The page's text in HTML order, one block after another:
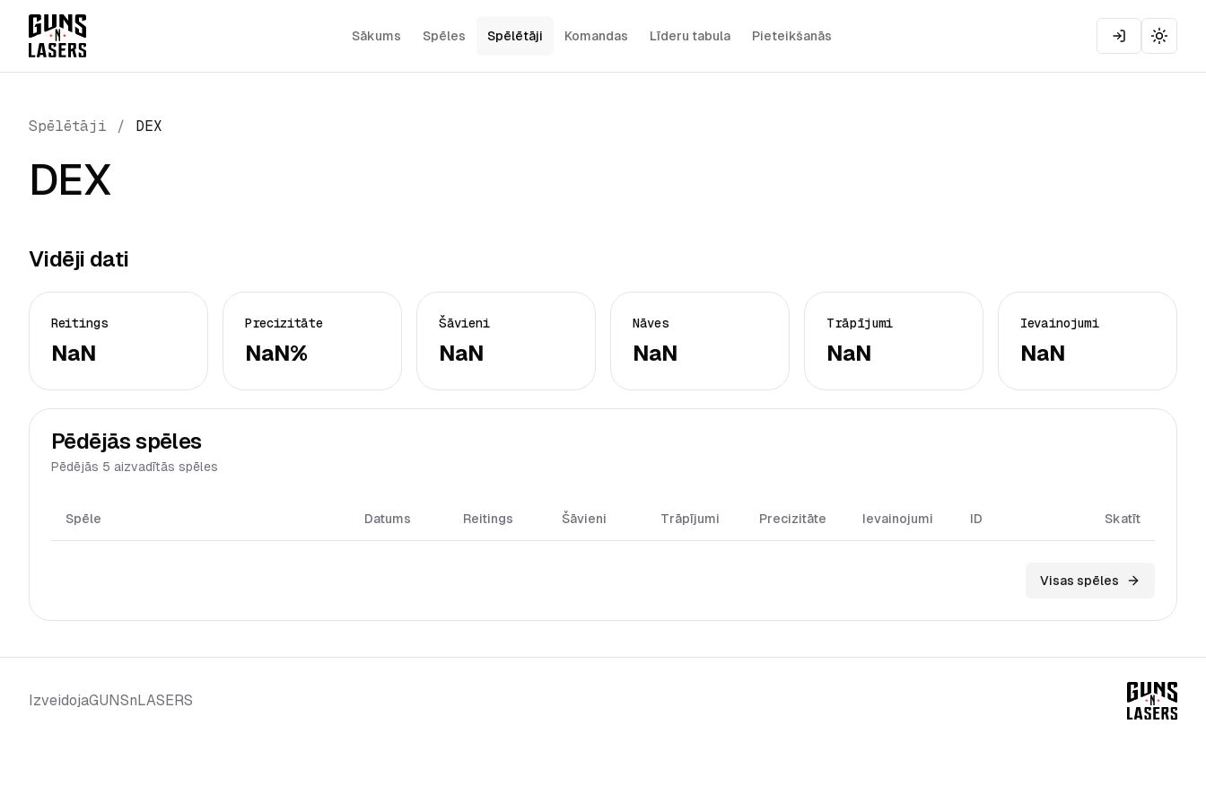
Sākums Spēles Spēlētāji Komandas Līderu tabula Pieteikšanās
Toggle
Spēlētāji / DEX
DEX
Vidēji dati
Reitings
NaN
Precizitāte
NaN%
Šāvieni
NaN
Nāves
NaN
Trāpījumi
NaN
Ievainojumi
NaN
Pēdējās spēles
Pēdējās 5 aizvadītās spēles
Spēle Datums Reitings Šāvieni Trāpījumi Precizitāte Ievainojumi ID Skatīt
Visas spēles
IzveidojaGUNSnLASERS